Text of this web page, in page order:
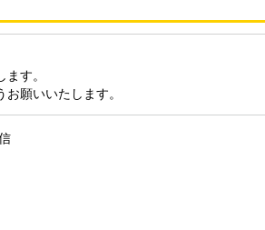
す。
願いいたします。